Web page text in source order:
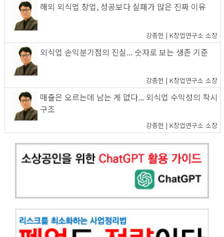
해외 외식업 창업, 성공보다 실패가 많은 진짜 이유
강종헌 | K창업연구소 소장
외식업 손익분기점의 진실... 숫자로 보는 생존 기준
강종헌 | K창업연구소 소장
매출은 오르는데 남는 게 없다... 외식업 수익성의 착시
구조
강종헌 | K창업연구소 소장